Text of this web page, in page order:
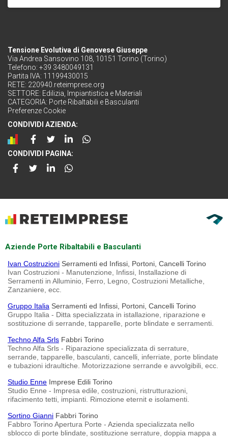
Tensione Evolutiva di Genovese Giuseppe
Via Andrea Sansovino 108, 10151 Torino (Torino)
Telefono: +39 3480049131
Partita IVA: 11199430015
RETE: 220940.reteimprese.org
SETTORE: Edilizia, Impiantistica e Materiali
CATEGORIA: Porte Ribaltabili e Basculanti
Preferenze Cookie
CONDIVIDI AZIENDA:
CONDIVIDI PAGINA:
Aziende Porte Ribaltabili e Basculanti
Ivan Costruzioni Serramenti ed Infissi, Portoni, Cancelli Torino
Ivan Costruzioni - Manutenzione, Infissi, Installazione di
Serramenti in Alluminio, Ferro, Legno, Costruzioni Metalliche,
Zanzaniere, ecc.
Gruppo Italia Serramenti ed Infissi, Portoni, Cancelli Torino
Gruppo Italia - Ditta specializzata in istallazione, riparazione e
sostituzione di serrande, tapparelle, porte blindate e serramenti.
Techno Alfa Srls Fabbri Torino
Techno Alfa Srls - Riparazione specializzata di serrature,
serrande, tapparelle, basculanti, cancelli, inferriate, porte blindate
e tubazioni idraultiche. Motorizzazione serrande e avvolgibili, ecc.
Studio Enne Imprese Edili Torino
Studio Enne - Impresa edile, costruzioni, ristrutturazioni,
rifacimento tetti, impianti. Rimozione eternit e isolamenti.
Sortino Gianni Fabbri Torino
Fabbro Torino Apertura Porte - Azienda specializzata nello
sblocco di porte blindate, sostituzione serrature, doppia mappa a